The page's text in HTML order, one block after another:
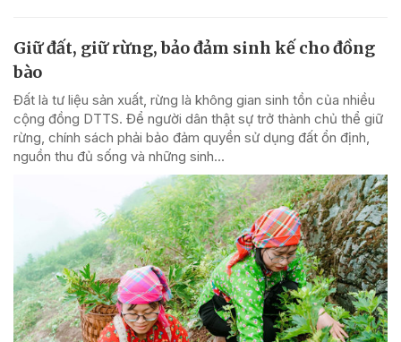
Giữ đất, giữ rừng, bảo đảm sinh kế cho đồng
bào
Đất là tư liệu sản xuất, rừng là không gian sinh tồn của nhiều
cộng đồng DTTS. Để người dân thật sự trở thành chủ thể giữ
rừng, chính sách phải bảo đảm quyền sử dụng đất ổn định,
nguồn thu đủ sống và những sinh...